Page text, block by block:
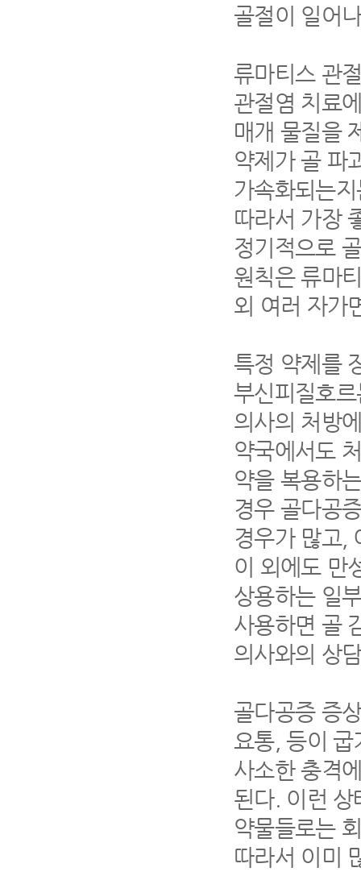
골절이 일어
류마티스 관
관절염 치료
매개 물질을
약제가 골 파
가속화되는
따라서 가장
정기적으로
원칙은 류마
외 여러 자가
특정 약제를
부신피질호
의사의 처방
약국에서도
약을 복용하
경우 골다공
경우가 많고,
이 외에도 만
상용하는 일
사용하면 골
의사와의 상
골다공증 증
요통, 등이
사소한 충격
된다. 이런 상
약물들로는
따라서 이미